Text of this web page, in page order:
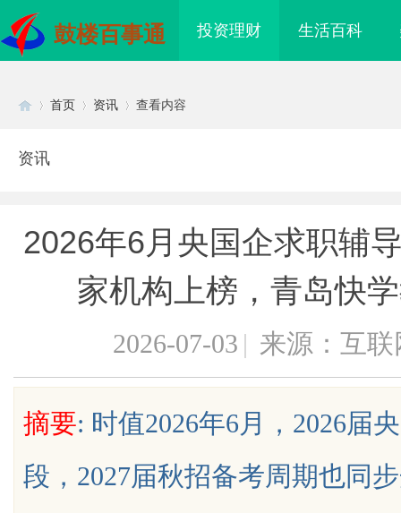
鼓楼百事通 投资理财 生活百科
首页 资讯 查看内容
资讯
2026年6月央国企求职辅
家机构上榜，青岛快
2026-07-03 | 来源：互联
摘要: 时值2026年6月，2026届
段，2027届秋招备考周期也同
他免费派单？ 势——打造高效信息交流平台